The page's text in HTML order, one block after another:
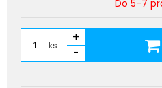
Do 5-7
ks
+
-